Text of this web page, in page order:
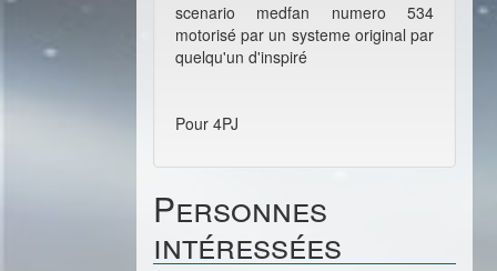
scenario medfan numero 534
motorisé par un systeme original par
quelqu'un d'inspiré
Pour 4PJ
Personnes
intéressées